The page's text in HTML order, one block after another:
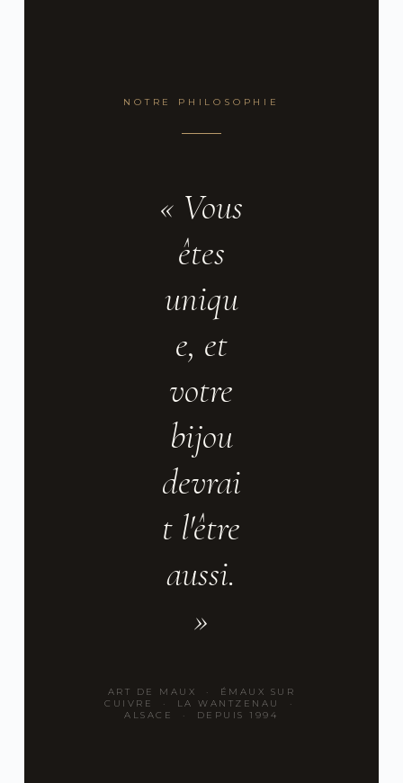
NOTRE PHILOSOPHIE
« Vous
êtes
uniqu
e, et
votre
bijou
devrai
t l'être
aussi.
»
ART DE MAUX · ÉMAUX SUR
CUIVRE · LA WANTZENAU ·
ALSACE · DEPUIS 1994